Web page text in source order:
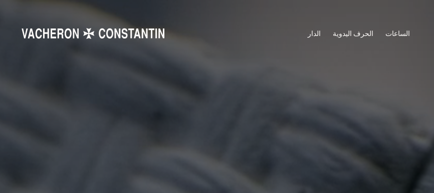
الساعات الحرف اليدوية الدار